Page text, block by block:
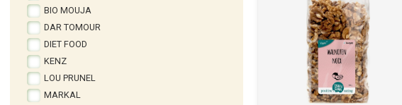
BIO MOUJA
DAR TOMOUR
DIET FOOD
KENZ
LOU PRUNEL
MARKAL